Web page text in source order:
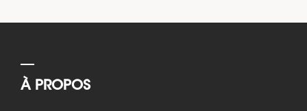
À PROPOS